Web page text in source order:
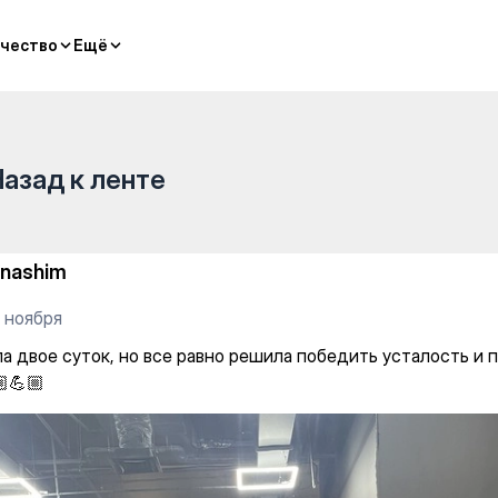
Ещё
Ещё
classes
к ленте
ноября
двое суток, но все равно решила победить усталость и